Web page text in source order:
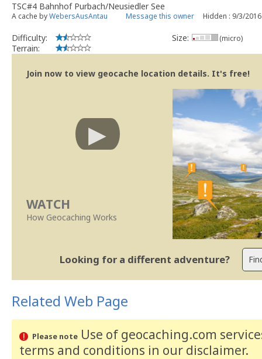
TSC#4 Bahnhof Purbach/Neusiedler See
A cache byWebersAusAntau Message this owner Hidden : 9/3/2016
Difficulty:
Terrain:
Size: (micro)
Join now to view geocache location details. It's free!
WATCH
How Geocaching Works
Looking for a different adventure?
Related Web Page
Please noteUse of geocaching.com
terms and conditions in our disclaimer.